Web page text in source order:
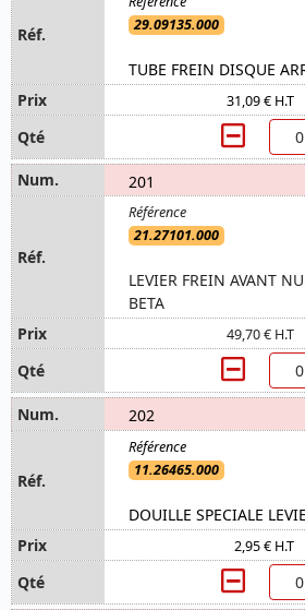
29.09135.000
TUBE FREIN DISQUE
31,09 € H.T
201
21.27101.000
LEVIER FREIN AVANT
BETA
49,70 € H.T
202
11.26465.000
DOUILLE SPECIALE
2,95 € H.T